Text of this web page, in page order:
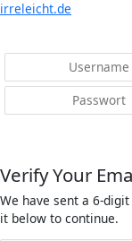
irreleicht.de
Verify Your
We have sent a 6-
it below to continue.
Menü